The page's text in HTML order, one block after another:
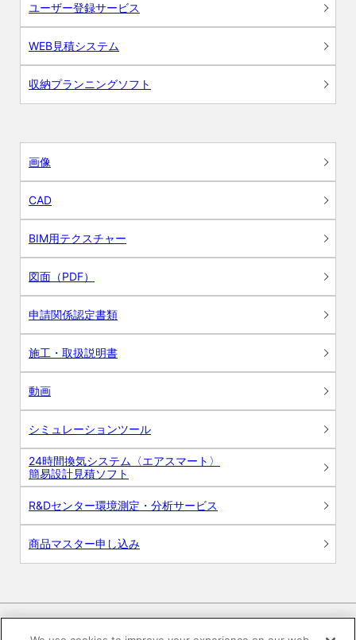
ユーザー登録サービス
WEB見積システム
収納プランニングソフト
画像
CAD
BIM用テクスチャー
図面（PDF）
申請関係認定書類
施工・取扱説明書
動画
シミュレーションツール
24時間換気システム〈エアスマート〉
簡易設計見積ソフト
R&Dセンター環境測定・分析サービス
商品マスター申し込み